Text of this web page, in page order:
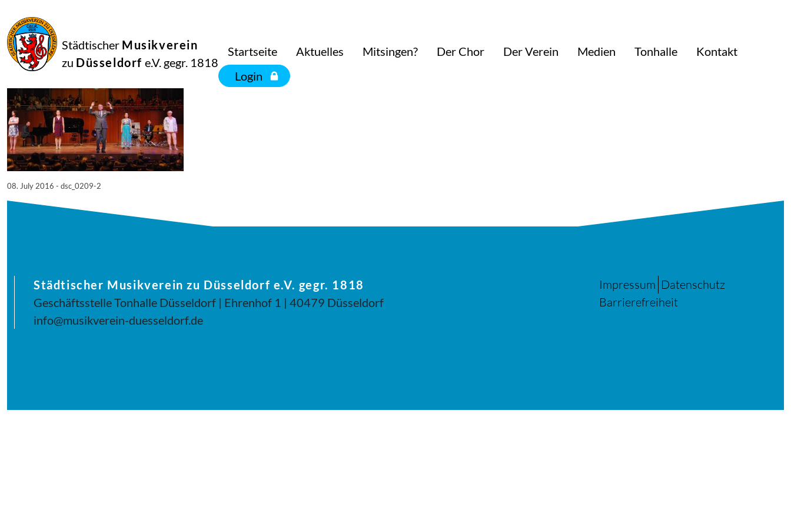
Städtischer Musikverein
zu Düsseldorf e.V. gegr. 1818
Startseite Aktuelles Mitsingen? Der Chor Der Verein Medien Tonhalle
Kontakt
Login
2016
Netkotec
SingPause Konzert 05.07.
08. July 2016 - dsc_0209-2
Städtischer Musikverein zu Düsseldorf e.V. gegr. 1818
Geschäftsstelle Tonhalle Düsseldorf | Ehrenhof 1 | 40479 Düsseldorf
info@musikverein-duesseldorf.de
Impressum Datenschutz
Barrierefreiheit